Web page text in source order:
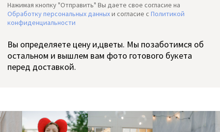
Нажимая кнопку "Отправить" Вы даете свое согласие на
Обработку персональных данныхи согласие c Политикой
конфиденциальности
Вы определяете цену и,цветы. Мы позаботимся об
остальном и вышлем вам фото готового букета
перед доставкой.